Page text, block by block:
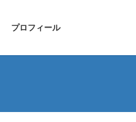
プロフィール